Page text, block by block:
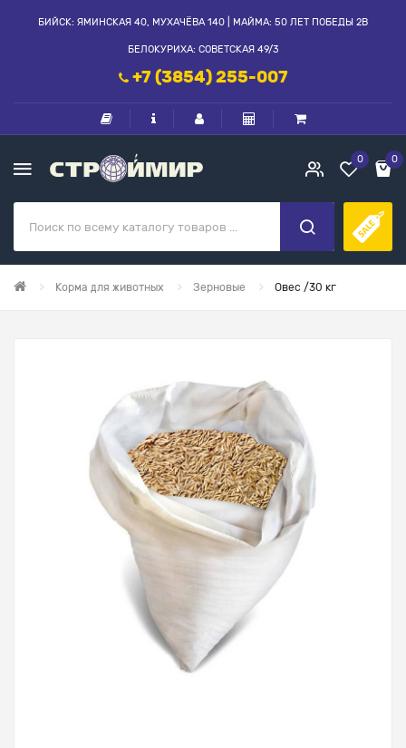
БИЙСК: ЯМИНСКАЯ 40, МУХАЧЁВА 140 | МАЙМА: 50 ЛЕТ ПОБЕДЫ 2В
БЕЛОКУРИХА: СОВЕТСКАЯ 49/3
+7 (3854) 255-007
0 0
Корма для животных Зерновые Овес /30 кг